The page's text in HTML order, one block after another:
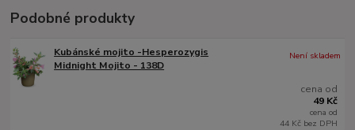
Podobné produkty
Kubánské mojito -Hesperozygis
Midnight Mojito - 138D
cena od
49 Kč
cena od
44 Kč bez DPH
Není skladem